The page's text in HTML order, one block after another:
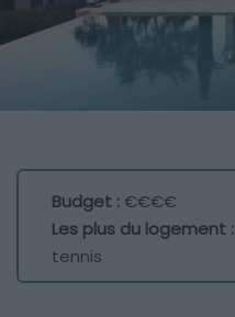
Budget :€€€€
Les plus du logement :
tennis